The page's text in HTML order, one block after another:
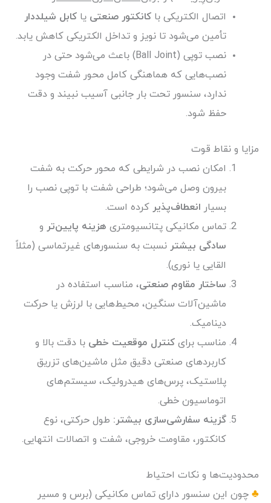
اتصال الکتریکی با کانکتور صنعتی یا کابل شیلددار
تأمین می‌شود تا نویز و تداخل الکتریکی کاهش یابد.
نصب توپی (Ball Joint) باعث می‌شود حتی در
نصب‌هایی که هماهنگی کامل محور شفت وجود
ندارد، سنسور تحت بار جانبی آسیب نبیند و دقت
حفظ شود.
مزایا و نقاط قوت
امکان نصب در شرایطی که محور حرکت به شفت
بیرون وصل می‌شود؛ طراحی شفت با توپی نصب را
بسیار انعطاف‌پذیر کرده است.
تماس مکانیکی پتانسیومتری هزینه پایین‌تر و
سادگی بیشتر نسبت به سنسورهای غیرتماسی (مثلاً
القایی یا نوری).
ساختار مقاوم صنعتی، مناسب استفاده در
ماشین‌آلات سنگین، محیط‌هایی با لرزش یا حرکت
دینامیک.
مناسب برای کنترل موقعیت خطی با دقت بالا و
کاربردهای صنعتی دقیق مثل ماشین‌های تزریق
پلاستیک، پرس‌های هیدرولیک، سیستم‌های
اتوماسیون خطی.
گزینه سفارشی‌سازی بیشتر: طول حرکتی، نوع
کانکتور، مقاومت خروجی، شفت و اتصالات انتهایی.
محدودیت‌ها و نکات احتیاط
♣ چون این سنسور دارای تماس مکانیکی (برس و مسیر